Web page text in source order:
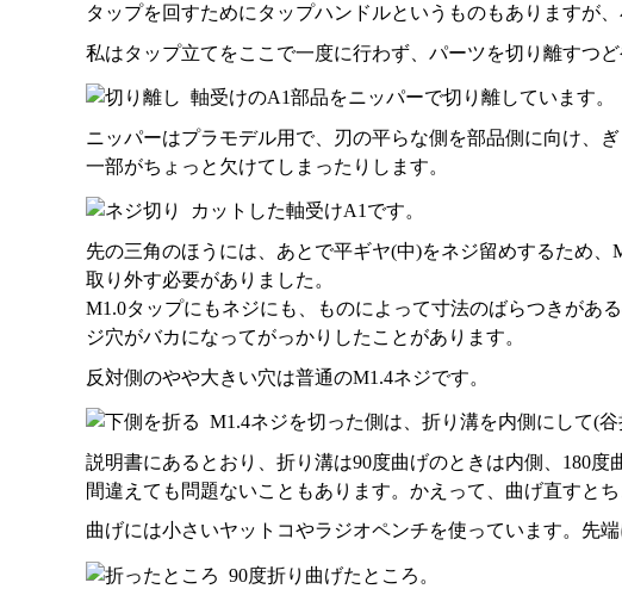
タップを回すためにタップハンドルというものもありますが
私はタップ立てをここで一度に行わず、パーツを切り離すつど
軸受けのA1部品をニッパーで切り離しています。
ニッパーはプラモデル用で、刃の平らな側を部品側に向け、
一部がちょっと欠けてしまったりします。
カットした軸受けA1です。
先の三角のほうには、あとで平ギヤ(中)をネジ留めするため
取り外す必要がありました。
M1.0タップにもネジにも、ものによって寸法のばらつきがあ
ジ穴がバカになってがっかりしたことがあります。
反対側のやや大きい穴は普通のM1.4ネジです。
M1.4ネジを切った側は、折り溝を内側にして(谷
説明書にあるとおり、折り溝は90度曲げのときは内側、180
間違えても問題ないこともあります。かえって、曲げ直すと
曲げには小さいヤットコやラジオペンチを使っています。先
90度折り曲げたところ。